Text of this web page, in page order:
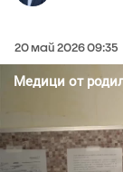
20 май 2026 09:35